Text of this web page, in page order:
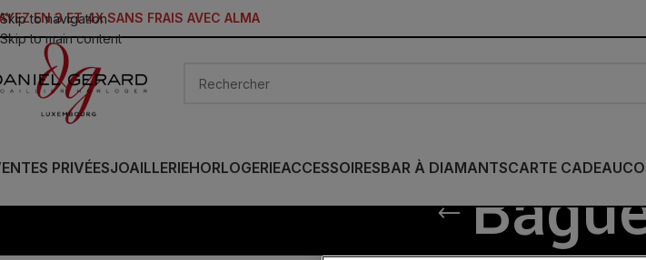
Skip to navigation
Skip to main content
EN 3 ET 4X SANS FRAIS AVEC ALMA
PRIVÉESJOAILLERIEHORLOGERIEACCESSOIRESBAR À DIAMANTSCARTE CADEAU